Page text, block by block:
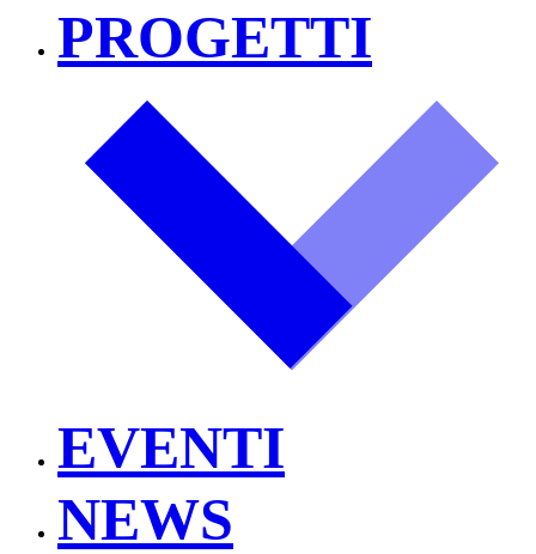
PROGETTI
EVENTI
NEWS